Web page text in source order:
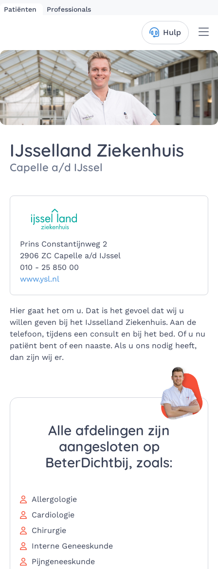
Patiënten Professionals
Hulp
IJsselland Ziekenhuis
Capelle a/d IJssel
Hier gaat het om u. Dat is het gevoel dat wij u
willen geven bij het IJsselland Ziekenhuis. Aan de
telefoon, tijdens een consult en bij het bed. Of u nu
patiënt bent of een naaste. Als u ons nodig heeft,
dan zijn wij er.
Prins Constantijnweg 2
2906 ZC Capelle a/d IJssel
010 - 25 850 00
www.ysl.nl
Alle afdelingen zijn
aangesloten op
BeterDichtbij, zoals:
Allergologie
Cardiologie
Chirurgie
Interne Geneeskunde
Pijngeneeskunde